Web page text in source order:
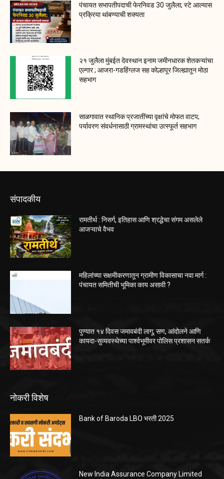
पंचायत सभापतीपदाची फेरनिवड 30 जुलैला; स्टे आल्यास
प्रक्रिया थांबण्याची शक्यता
२१ जुलैला मुंबईत देवस्थान इनाम जमीनधारक शेतकऱ्यांचा
एल्गार ; आजरा-गडहिंग्लज सह कोल्हापूर जिल्ह्यातून मोठा
सहभाग
साळगावात स्थानिक प्रजातींच्या वृक्षांचे मोफत वाटप;
पर्यावरण संवर्धनासाठी ग्रामस्थांचा उत्स्फूर्त सहभाग
संपादकीय
रामतीर्थ : निसर्ग, इतिहास आणि श्रद्धेचा संगम असलेले
आजऱ्याचे वैभव
महिलांच्या सक्षमीकरणातून ग्रामीण विकासाचा नवा मार्ग :
पंचायत समितीची भूमिका काय असावी ?
पुण्यात १४ दिवस जमावबंदी लागू; सण, आंदोलने आणि
कायदा-सुव्यवस्थेच्या पार्श्वभूमीवर पोलिस प्रशासन सतर्क
नोकरी विशेष
Bank of Baroda LBO भरती 2025
New India Assurance Company Limited